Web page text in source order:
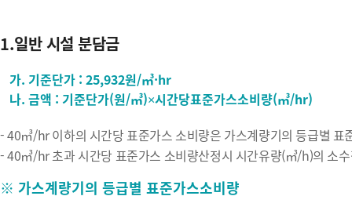
1.일반 시설 분담금
가. 기준단가 : 25,932원/㎥·hr
나. 금액 : 기준단가(원/㎥)×시간당표준가스소비량(㎥/hr)
- 40㎥/hr 이하의 시간당 표준가스 소비량은 가스계량기의 등급별 표
- 40㎥/hr 초과 시간당 표준가스 소비량산정시 시간유량(㎥/h)의 소
※ 가스계량기의 등급별 표준가스소비량